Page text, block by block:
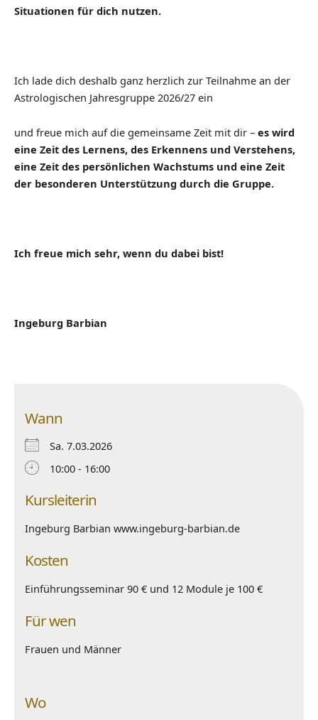
Situationen für dich nutzen.
Ich lade dich deshalb ganz herzlich zur Teilnahme an der
Astrologischen Jahresgruppe 2026/27 ein
und freue mich auf die gemeinsame Zeit mit dir – es wird
eine Zeit des Lernens, des Erkennens und Verstehens,
eine Zeit des persönlichen Wachstums und eine Zeit
der besonderen Unterstützung durch die Gruppe.
Ich freue mich sehr, wenn du dabei bist!
Ingeburg Barbian
Wann
Sa. 7.03.2026
10:00 - 16:00
Kursleiterin
Ingeburg Barbian www.ingeburg-barbian.de
Kosten
Einführungsseminar 90 € und 12 Module je 100 €
Für wen
Frauen und Männer
Wo